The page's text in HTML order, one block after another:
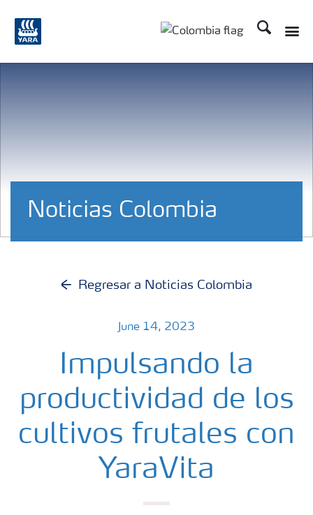
Buscar
Noticias Colombia
Regresar a Noticias Colombia
June 14, 2023
Impulsando la
productividad de los
cultivos frutales con
YaraVita